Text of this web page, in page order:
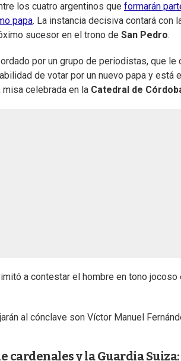
los cuatro argentinos que formarán
papa. La instancia decisiva contará con
sucesor en el trono de San Pedro.
por un grupo de periodistas, que
de votar por un nuevo papa y está
misa celebrada en la Catedral de
a contestar el hombre en tono
al cónclave son Víctor Manuel
cardenales y la Guardia